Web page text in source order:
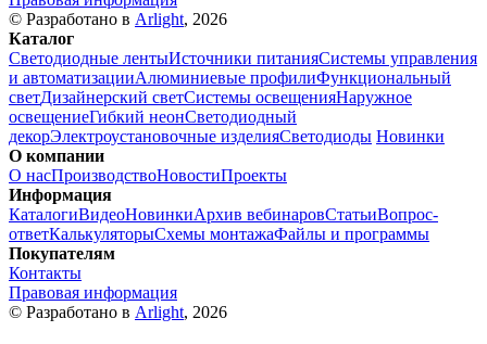
© Разработано в Arlight, 2026
Каталог
Светодиодные лентыИсточники питанияСистемы управления
и автоматизацииАлюминиевые профилиФункциональный
светДизайнерский светСистемы освещенияНаружное
освещениеГибкий неонСветодиодный
декорЭлектроустановочные изделияСветодиоды Новинки
О компании
О насПроизводствоНовостиПроекты
Информация
КаталогиВидеоНовинкиАрхив вебинаровСтатьиВопрос-
ответКалькуляторыСхемы монтажаФайлы и программы
Покупателям
Контакты
Правовая информация
© Разработано в Arlight, 2026